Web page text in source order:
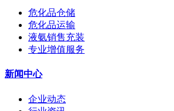
危化品仓储
危化品运输
液氨销售充装
专业增值服务
新闻中心
企业动态